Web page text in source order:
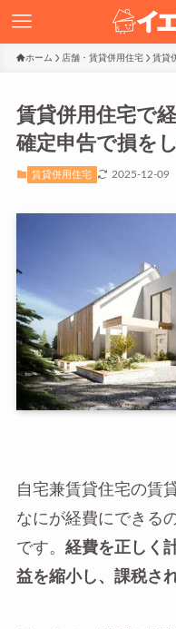
ホーム 店舗・賃貸併用住宅 賃貸
賃貸併用住宅で
確定申告で損を
賃貸併用住宅 2025-12-09
自宅兼賃貸住宅の賃
なにが経費にできる
です。 経費を正しく
益を縮小し、課税さ